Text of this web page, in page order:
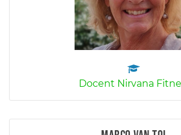
Docent Nirvana